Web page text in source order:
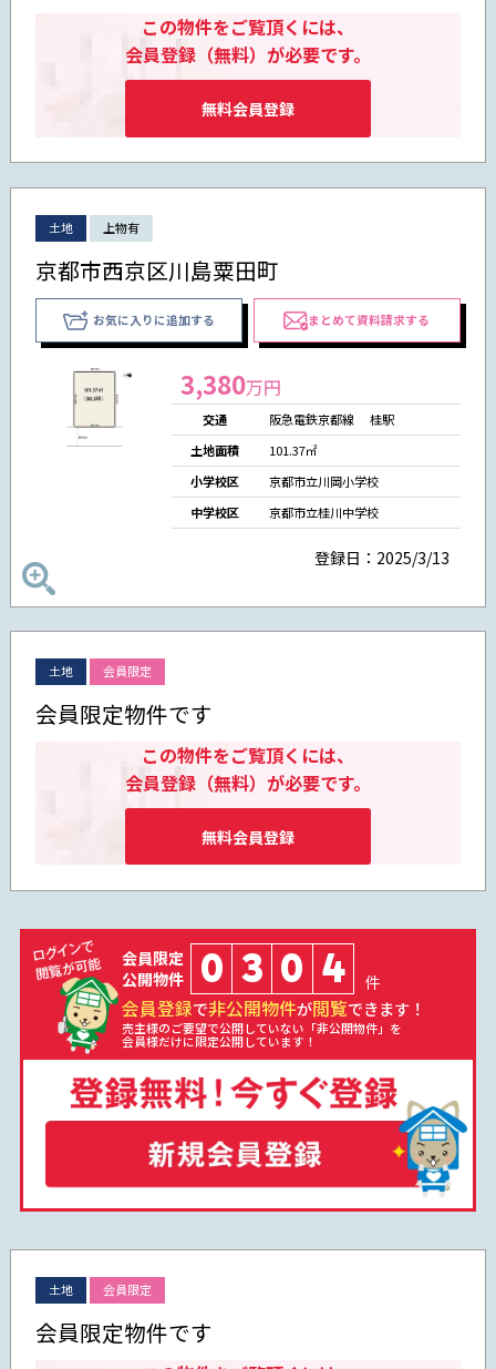
この物件をご覧頂くには、
会員登録（無料）が必要です。
無料会員登録
土地 上物有
京都市西京区川島粟田町
お気に入りに追加する まとめて資料請求する
3,380万円
交通
阪急電鉄京都線 桂駅
土地面積
101.37㎡
小学校区
京都市立川岡小学校
中学校区
京都市立桂川中学校
登録日：2025/3/13
土地 会員限定
会員限定物件です
この物件をご覧頂くには、
会員登録（無料）が必要です。
無料会員登録
会員限定
公開物件
0 3 0 4 件
会員登録で非公開物件が閲覧できます！
売主様のご要望で公開していない「非公開物件」を
会員様だけに限定公開しています！
土地 会員限定
会員限定物件です